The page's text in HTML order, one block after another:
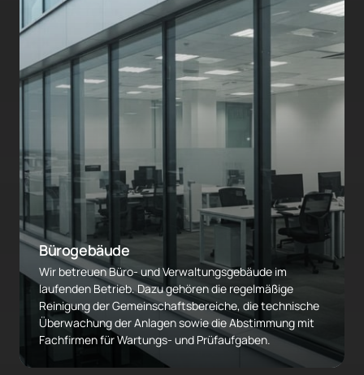
Bürogebäude
Wir betreuen Büro- und Verwaltungsgebäude im
laufenden Betrieb. Dazu gehören die regelmäßige
Reinigung der Gemeinschaftsbereiche, die technische
Überwachung der Anlagen sowie die Abstimmung mit
Fachfirmen für Wartungs- und Prüfaufgaben.